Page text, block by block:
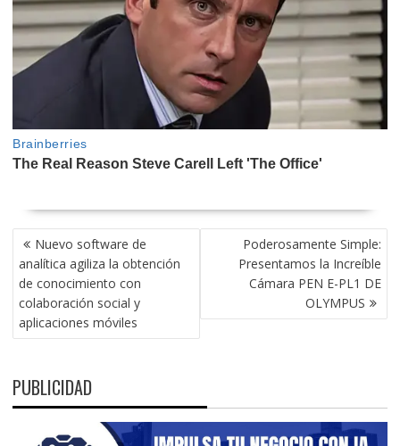
NAVEGACIÓN
DE
ENTRADAS
Nuevo software de
analítica agiliza la obtención
de conocimiento con
colaboración social y
aplicaciones móviles
Poderosamente Simple:
Presentamos la Increíble
Cámara PEN E-PL1 DE
OLYMPUS
PUBLICIDAD